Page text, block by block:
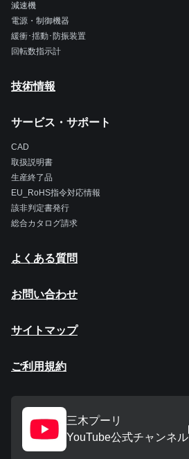
減速機
電源・制御機器
緩衝･揺動･防振装置
回転数指示計
技術情報
サービス・サポート
CAD
取扱説明書
生産終了品
EU_RoHS指令対応情報
該非判定書発行
総合カタログ請求
よくある質問
お問い合わせ
サイトマップ
ご利用規約
三木プーリ
YouTube公式チャンネル